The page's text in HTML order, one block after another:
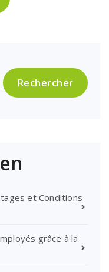
Rechercher
et Conditions
grâce à la